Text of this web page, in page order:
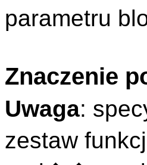
parametru
Znaczenie
Uwaga:
zestaw